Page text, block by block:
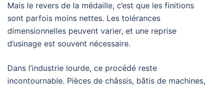
Mais le revers de la médaille, c’est que les finitions
sont parfois moins nettes. Les tolérances
dimensionnelles peuvent varier, et une reprise
d’usinage est souvent nécessaire.
Dans l’industrie lourde, ce procédé reste
incontournable. Pièces de châssis, bâtis de machines,